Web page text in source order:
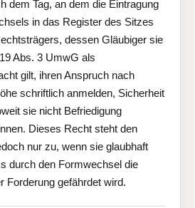
dem Tag, an dem die Eintragung
in das Register des Sitzes
dessen Gläubiger sie
Abs. 3 UmwG als
gilt, ihren Anspruch nach
schriftlich anmelden, Sicherheit
sie nicht Befriedigung
Dieses Recht steht den
nur zu, wenn sie glaubhaft
durch den Formwechsel die
Forderung gefährdet wird.